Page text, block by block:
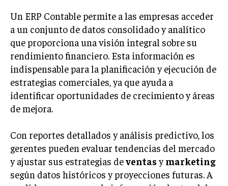
Un ERP Contable permite a las empresas acceder
a un conjunto de datos consolidado y analítico
que proporciona una visión integral sobre su
rendimiento financiero. Esta información es
indispensable para la planificación y ejecución de
estrategias comerciales, ya que ayuda a
identificar oportunidades de crecimiento y áreas
de mejora.
Con reportes detallados y análisis predictivo, los
gerentes pueden evaluar tendencias del mercado
y ajustar sus estrategias deventas ymarketing
según datos históricos y proyecciones futuras. A